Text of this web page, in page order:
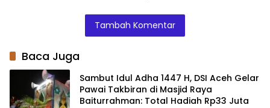
Aceh
Kurangi Hak
Kurang Mampu
Tambah Komentar
Baca Juga
Sambut Idul Adha 1447 H, DSI Aceh Gelar
Pawai Takbiran di Masjid Raya
Baiturrahman: Total Hadiah Rp33 Juta